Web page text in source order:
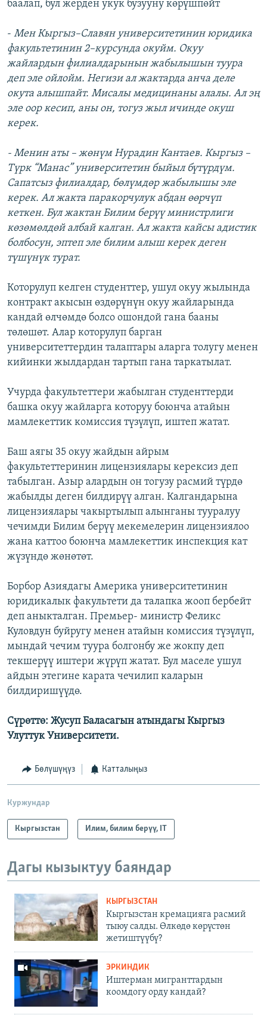
баалап, бул жерден укук бузууну көрүшпөйт
- Мен Кыргыз–Славян университетинин юридика
факультетинин 2–курсунда окуйм. Окуу
жайлардын филиалдарынын жабылышын туура
деп эле ойлойм. Негизи ал жактарда анча деле
окута алышпайт. Мисалы медицинаны алалы. Ал эң
эле оор кесип, аны он, тогуз жыл ичинде окуш
керек.
- Менин аты – жөнүм Нурадин Кантаев. Кыргыз –
Түрк “Манас” университетин быйыл бүтүрдүм.
Сапатсыз филиалдар, бөлүмдөр жабылышы эле
керек. Ал жакта паракорчулук абдан өөрчүп
кеткен. Бул жактан Билим берүү министрлиги
көзөмөлдөй албай калган. Ал жакта кайсы адистик
болбосун, эптеп эле билим алыш керек деген
түшүнүк турат.
Которулуп келген студенттер, ушул окуу жылында
контракт акысын өздөрүнүн окуу жайларында
кандай өлчөмдө болсо ошондой гана бааны
төлөшөт. Алар которулуп барган
университеттердин талаптары аларга толугу менен
кийинки жылдардан тартып гана таркатылат.
Учурда факультеттери жабылган студенттерди
башка окуу жайларга которуу боюнча атайын
мамлекеттик комиссия түзүлүп, иштеп жатат.
Баш аягы 35 окуу жайдын айрым
факультеттеринин лицензиялары керексиз деп
табылган. Азыр алардын он тогузу расмий түрдө
жабылды деген билдирүү алган. Калгандарына
лицензиялары чакыртылып алынганы тууралуу
чечимди Билим берүү мекемелерин лицензиялоо
жана каттоо боюнча мамлекеттик инспекция кат
жүзүндө жөнөтөт.
Борбор Азиядагы Америка университетинин
юридикалык факультети да талапка жооп бербейт
деп аныкталган. Премьер- министр Феликс
Куловдун буйругу менен атайын комиссия түзүлүп,
мындай чечим туура болгонбу же жокпу деп
текшерүү иштери жүрүп жатат. Бул маселе ушул
айдын этегине карата чечилип каларын
билдиришүүдө.
Сүрөттө: Жусуп Баласагын атындагы Кыргыз
Улуттук Университети.
Бөлүшүңүз Катталыңыз
Куржундар
Кыргызстан Илим, билим берүү, IT
Дагы кызыктуу баяндар
КЫРГЫЗСТАН
Кыргызстан кремацияга расмий
тыюу салды. Өлкөдө көрүстөн
жетиштүүбү?
ЭРКИНДИК
Иштерман мигранттардын
коомдогу орду кандай?